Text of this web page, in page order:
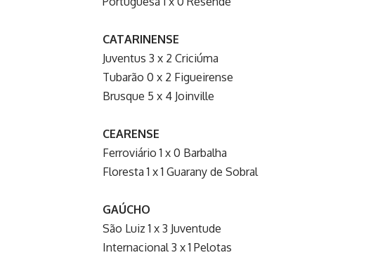
CATARINENSE
Juventus 3 x 2 Criciúma
Tubarão 0 x 2 Figueirense
Brusque 5 x 4 Joinville
CEARENSE
Ferroviário 1 x 0 Barbalha
Floresta 1 x 1 Guarany de Sobral
GAÚCHO
São Luiz 1 x 3 Juventude
Internacional 3 x 1 Pelotas